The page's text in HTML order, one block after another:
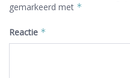
gemarkeerd met *
Reactie *